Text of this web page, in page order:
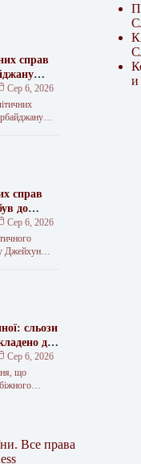
справ
загиблих
Сер 6, 2026
квіти до
МЗС
справ
до
Сер 6, 2026
Джейхун
мережі Х…
сльози
до
Сер 6, 2026
що
и
Все права